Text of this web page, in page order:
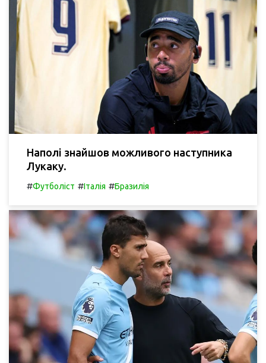
Наполі знайшов можливого наступника
Лукаку.
#Футболіст #Італія #Бразилія